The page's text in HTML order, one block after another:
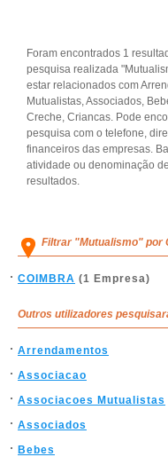
Foram encontrados 1
pesquisa realizada
estar relacionados com
Mutualistas, Associados,
Creche, Criancas. Pode
pesquisa com o telefone,
financeiros das empresas.
atividade ou denominação
resultados.
Filtrar "Mutualismo" por
COIMBRA (1 Empresa)
Outros utilizadores
Arrendamentos
Associacao
Associacoes Mutualistas
Associados
Bebes